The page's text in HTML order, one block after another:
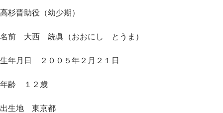
高杉晋助役（幼少期）
名前 大西 統眞（おおにし とうま）
生年月日 ２００５年２月２１日
年齢 １２歳
出生地 東京都